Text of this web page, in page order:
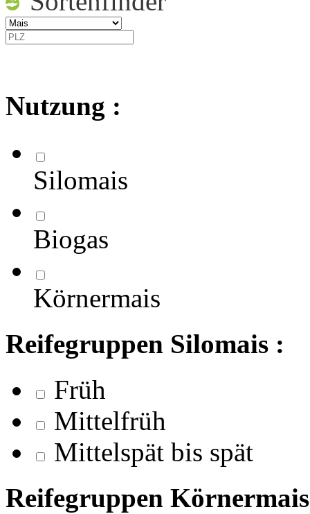
Nutzung :
Silomais
Biogas
Körnermais
Reifegruppen Silomais :
Früh
Mittelfrüh
Mittelspät bis spät
Reifegruppen